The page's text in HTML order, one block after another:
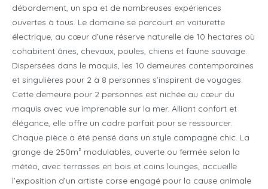
débordement, un spa et de nombreuses expériences
ouvertes à tous. Le domaine se parcourt en voiturette
électrique, au cœur d’une réserve naturelle de 10 hectares où
cohabitent ânes, chevaux, poules, chiens et faune sauvage.
Dispersées dans le maquis, les 10 demeures contemporaines
et singulières pour 2 à 8 personnes s’inspirent de voyages.
Cette demeure pour 2 personnes est nichée au cœur du
maquis avec vue imprenable sur la mer. Alliant confort et
élégance, elle offre un cadre parfait pour se ressourcer.
Chaque pièce a été pensé dans un style campagne chic. La
grange de 250m² modulables, ouverte ou fermée selon la
météo, avec terrasses en bois et coins lounges, accueille
l’exposition d’un artiste corse engagé pour la cause animale